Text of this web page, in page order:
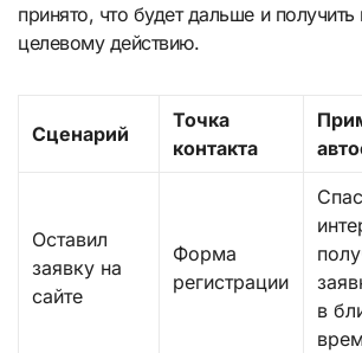
принято, что будет дальше и
целевому действию.
Сценарий
Точка
контакта
Оставил
заявку на
сайте
Форма
регистрации
в